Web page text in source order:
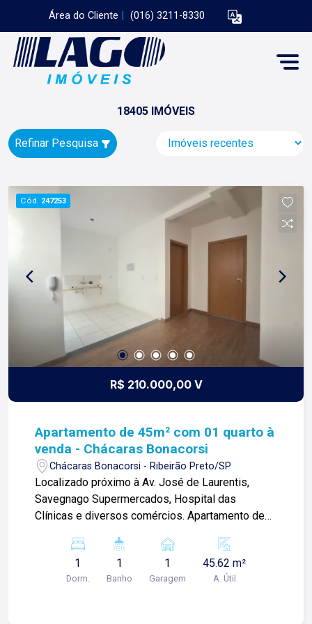
Área do Cliente (016) 3211-8330
18405 IMÓVEIS
Refinar Pesquisa
Cód. 247253
R$ 210.000,00 V
Apartamento de 45m² com 01 quarto à
venda - Chácaras Bonacorsi
Chácaras Bonacorsi - Ribeirão Preto/SP
Localizado próximo à Av. José de Laurentis,
Savegnago Supermercados, Hospital das
Clínicas e diversos comércios. Apartamento de
Cozinha; -Área de serviço; -Quintal; -01 vaga de
garagem. Para mais informações e agendar
visita, entre em contato. Lago é
1
Dorm.
1
Banho
1
Garagem
45.62 m²
A. Útil